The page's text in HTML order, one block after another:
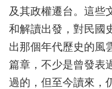
及其政權遷台。這些
和解讀出發，對民國
出那個年代歷史的風
篇章，不少是曾發表
過的，但至今讀來，